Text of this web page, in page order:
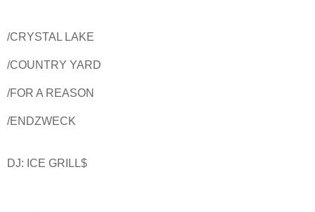
/CRYSTAL LAKE
/COUNTRY YARD
/FOR A REASON
/ENDZWECK
DJ: ICE GRILL$